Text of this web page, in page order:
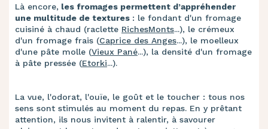
Là encore, les fromages permettent d’appréhender
une multitude de textures : le fondant d'un fromage
cuisiné à chaud (raclette RichesMonts...), le crémeux
d'un fromage frais (Caprice des Anges...), le moelleux
d'une pâte molle (Vieux Pané...), la densité d'un fromage
à pâte pressée (Etorki...).
La vue, l'odorat, l'ouïe, le goût et le toucher : tous nos
sens sont stimulés au moment du repas. En y prêtant
attention, ils nous invitent à ralentir, à savourer